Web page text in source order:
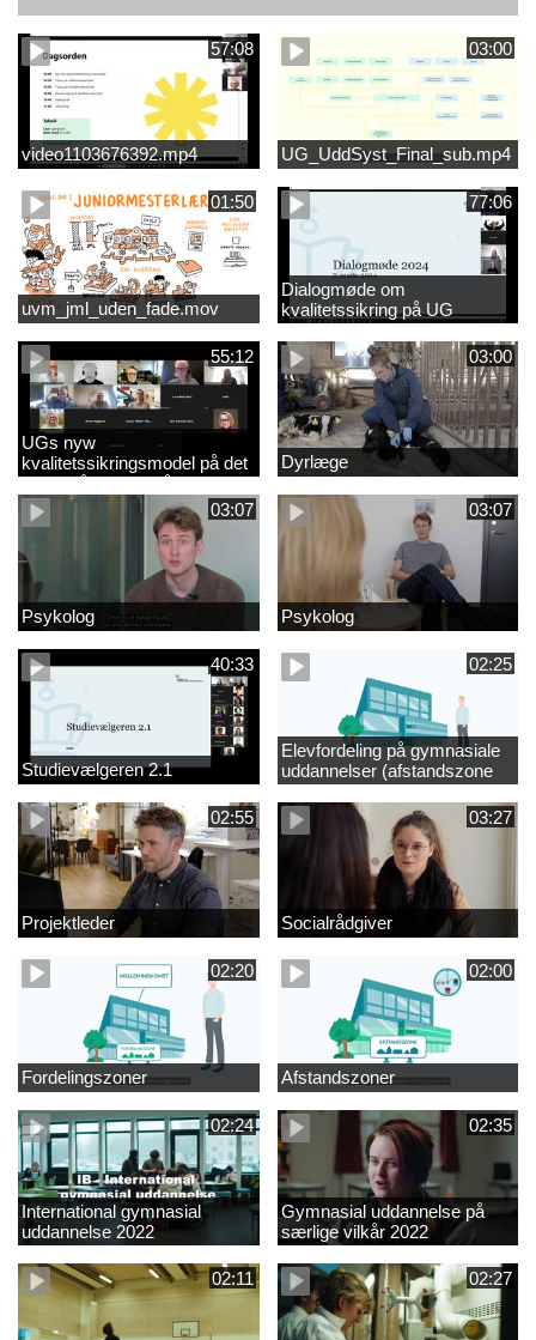
57:08
video1103676392.mp4
03:00
UG_UddSyst_Final_sub.mp4
01:50
uvm_jml_uden_fade.mov
77:06
Dialogmøde om
kvalitetssikring på UG
55:12
UGs nyw
kvalitetssikringsmodel på det
videregående område
03:00
Dyrlæge
03:07
Psykolog
03:07
Psykolog
40:33
Studievælgeren 2.1
02:25
Elevfordeling på gymnasiale
uddannelser (afstandszone
redigeret)
02:55
Projektleder
03:27
Socialrådgiver
02:20
Fordelingszoner
02:00
Afstandszoner
02:24
International gymnasial
uddannelse 2022
02:35
Gymnasial uddannelse på
særlige vilkår 2022
02:11 02:27